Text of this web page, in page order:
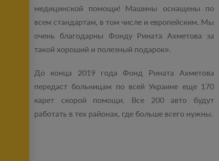
медицинской помощи! Машины оснащены по
всем стандартам, в том числе и европейским. Мы
очень благодарны Фонду Рината Ахметова за
такой хороший и полезный подарок».
До конца 2019 года Фонд Рината Ахметова
передаст больницам по всей Украине еще 170
карет скорой помощи. Все 200 авто будут
работать в тех районах, где больше всего нужны.